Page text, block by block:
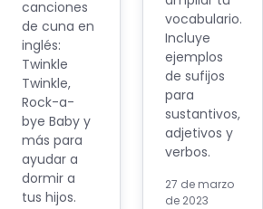
canciones
de cuna en
inglés:
Twinkle
Twinkle,
Rock-a-
bye Baby y
más para
ayudar a
dormir a
tus hijos.
vocabulario.
Incluye
ejemplos
de sufijos
para
sustantivos,
adjetivos y
verbos.
27 de marzo
de 2023